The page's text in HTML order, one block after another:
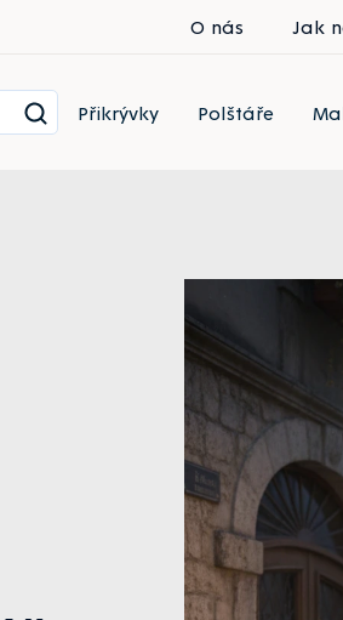
O nás Jak
Přikrývky Polštáře